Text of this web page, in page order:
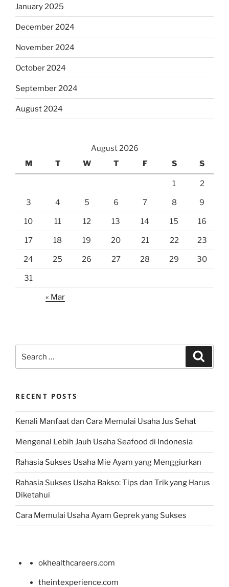
January 2025
December 2024
November 2024
October 2024
September 2024
August 2024
August 2026
M
T W T F S S
1 2
3 4 5 6 7 8 9
10 11 12 13 14 15 16
17 18 19 20 21 22 23
24 25 26 27 28 29 30
31
« Mar
for:
RECENT POSTS
Kenali Manfaat dan Cara Memulai Usaha Jus Sehat
Mengenal Lebih Jauh Usaha Seafood di Indonesia
Rahasia Sukses Usaha Mie Ayam yang Menggiurkan
Rahasia Sukses Usaha Bakso: Tips dan Trik yang Harus
Diketahui
Cara Memulai Usaha Ayam Geprek yang Sukses
okhealthcareers.com
theintexperience.com